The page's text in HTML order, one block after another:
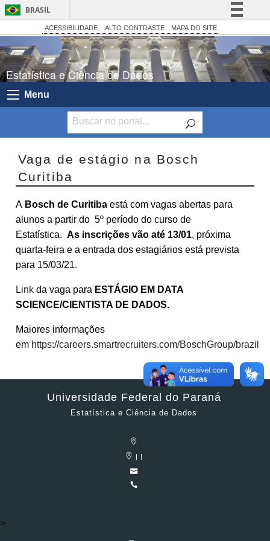
BRASIL
Simplifique!
Comunica BR
Participe
Acesso à informação
Canais
ACESSIBILIDADE ALTO CONTRASTE MAPA DO SITE
Estatística e Ciência de Dados
Menu
Vaga de estágio na Bosch
Curitiba
A Bosch de Curitiba está com vagas abertas para
alunos a partir do 5º período do curso de
Estatística. As inscrições vão até 13/01, próxima
quarta-feira e a entrada dos estagiários está prevista
para 15/03/21.
Link da vaga para ESTÁGIO EM DATA
SCIENCE/CIENTISTA DE DADOS.
Maiores informações
em https://careers.smartrecruiters.com/BoschGroup/brazil
Universidade Federal do Paraná
Estatística e Ciência de Dados
| |
>